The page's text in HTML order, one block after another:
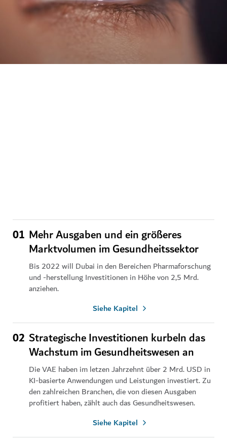
01 Mehr Ausgaben und ein größeres
Marktvolumen im Gesundheitssektor
Bis 2022 will Dubai in den Bereichen Pharmaforschung
und -herstellung Investitionen in Höhe von 2,5 Mrd.
anziehen.
Siehe Kapitel
02 Strategische Investitionen kurbeln das
Wachstum im Gesundheitswesen an
Die VAE haben im letzen Jahrzehnt über 2 Mrd. USD in
KI-basierte Anwendungen und Leistungen investiert. Zu
den zahlreichen Branchen, die von diesen Ausgaben
profitiert haben, zählt auch das Gesundheitswesen.
Siehe Kapitel